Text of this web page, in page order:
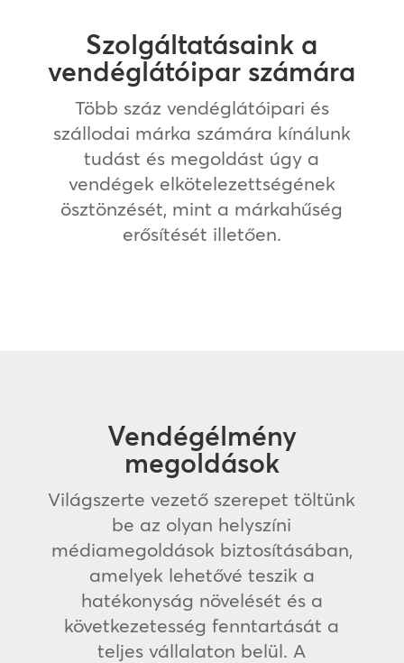
Szolgáltatásaink a
vendéglátóipar számára
Több száz vendéglátóipari és
szállodai márka számára kínálunk
tudást és megoldást úgy a
vendégek elkötelezettségének
ösztönzését, mint a márkahűség
erősítését illetően.
Vendégélmény
megoldások
Világszerte vezető szerepet töltünk
be az olyan helyszíni
médiamegoldások biztosításában,
amelyek lehetővé teszik a
hatékonyság növelését és a
következetesség fenntartását a
teljes vállalaton belül. A